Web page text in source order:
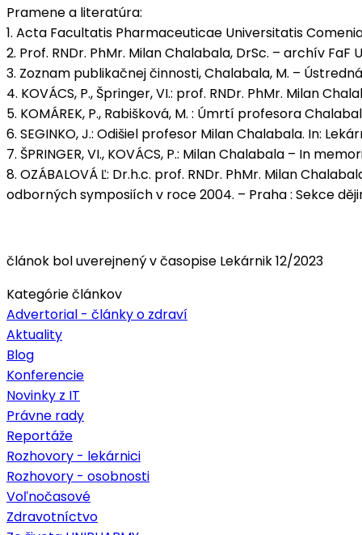
Pramene a literatúra:
1. Acta Facultatis Pharmaceuticae Universitatis
2. Prof. RNDr. PhMr. Milan Chalabala, DrSc. – archív FaF
3. Zoznam publikačnej činnosti, Chalabala, M. –
4. KOVÁCS, P., Špringer, VI.: prof. RNDr. PhMr. Milan
5. KOMÁREK, P., Rabišková, M. : Úmrtí profesora
6. SEGINKO, J.: Odišiel profesor Milan Chalabala. In:
7. ŠPRINGER, VI., KOVÁCS, P.: Milan Chalabala – In
8. OZÁBALOVÁ Ľ: Dr.h.c. prof. RNDr. PhMr. Milan
odborných symposiích v roce 2004. – Praha : Sekce
článok bol uverejnený v časopise Lekárnik 12/2023
Kategórie článkov
Advertorial - články o zdraví
Aktuality
Blog
Konferencie
Novinky z IT
Právne rady
Reportáže
Rozhovory - lekárnici
Rozhovory - osobnosti
Voľnočasové
Zdravotníctvo